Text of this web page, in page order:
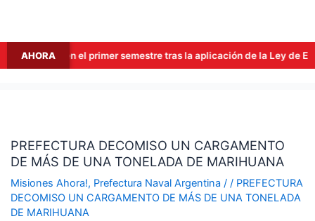
AHORAen el primer semestre tras la aplicación de la Ley de
PREFECTURA DECOMISO UN CARGAMENTO
DE MÁS DE UNA TONELADA DE MARIHUANA
Misiones Ahora!, Prefectura Naval Argentina / / PREFECTURA
DECOMISO UN CARGAMENTO DE MÁS DE UNA TONELADA
DE MARIHUANA
UN
CARGAMENTO
DE
MÁS
DE